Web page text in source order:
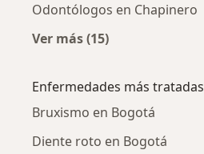
Odontólogos en Chapinero
Ver más (15)
Enfermedades más tratadas
Bruxismo en Bogotá
Diente roto en Bogotá